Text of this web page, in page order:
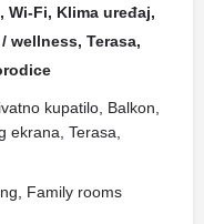
Wi-Fi, Klima uređaj,
wellness, Terasa,
kupatilo, Balkon,
ekrana, Terasa,
Family rooms